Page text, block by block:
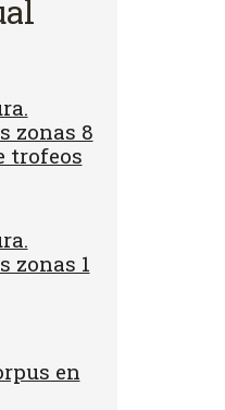
zonas 8
trofeos
zonas 1
en